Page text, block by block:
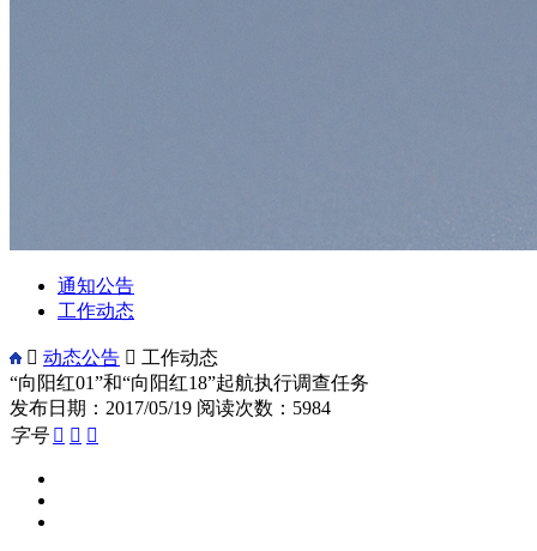
通知公告
工作动态
 动态公告  工作动态
“向阳红01”和“向阳红18”起航执行调查任务
发布日期：2017/05/19 阅读次数：5984
字号   